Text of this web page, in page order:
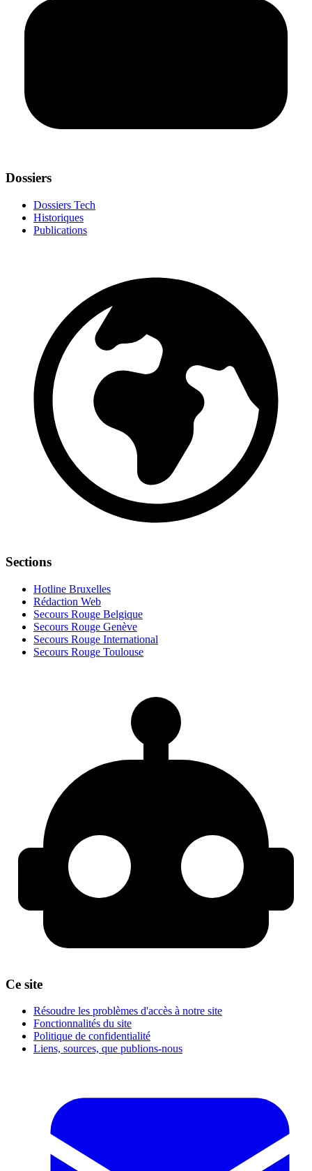
Dossiers
Dossiers Tech
Historiques
Publications
Sections
Hotline Bruxelles
Rédaction Web
Secours Rouge Belgique
Secours Rouge Genève
Secours Rouge International
Secours Rouge Toulouse
Ce site
Résoudre les problèmes d'accès à notre site
Fonctionnalités du site
Politique de confidentialité
Liens, sources, que publions-nous